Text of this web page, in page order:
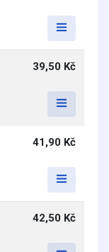
39,50 Kč
41,90 Kč
42,50 Kč